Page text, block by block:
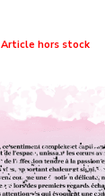
Article hors stock